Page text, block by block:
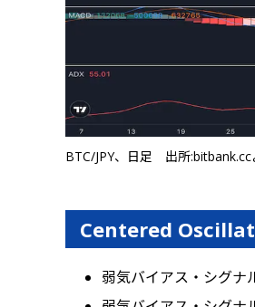
BTC/JPY、日足 出所:bitbank.cc
Centered
弱気バイアス・シグナ